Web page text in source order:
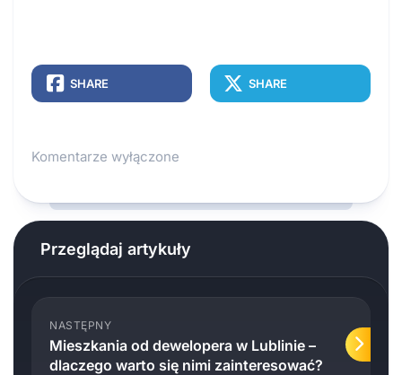
SHARE SHARE
Komentarze wyłączone
Przeglądaj artykuły
NASTĘPNY
Mieszkania od dewelopera w Lublinie –
dlaczego warto się nimi zainteresować?